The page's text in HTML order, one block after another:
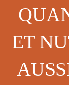
ET